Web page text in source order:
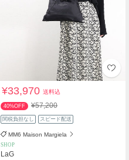
¥33,970送料込
40%OFF ¥57,200
関税負担なし スピード配送
MM6 Maison Margiela
SHOP
LaG